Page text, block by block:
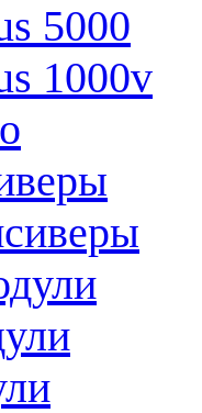
5000
1000v